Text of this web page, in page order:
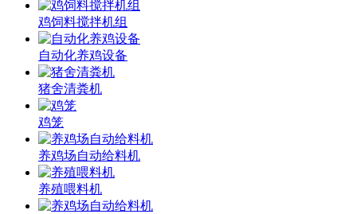
鸡饲料搅拌机组
自动化养鸡设备
猪舍清粪机
鸡笼
养鸡场自动给料机
养殖喂料机